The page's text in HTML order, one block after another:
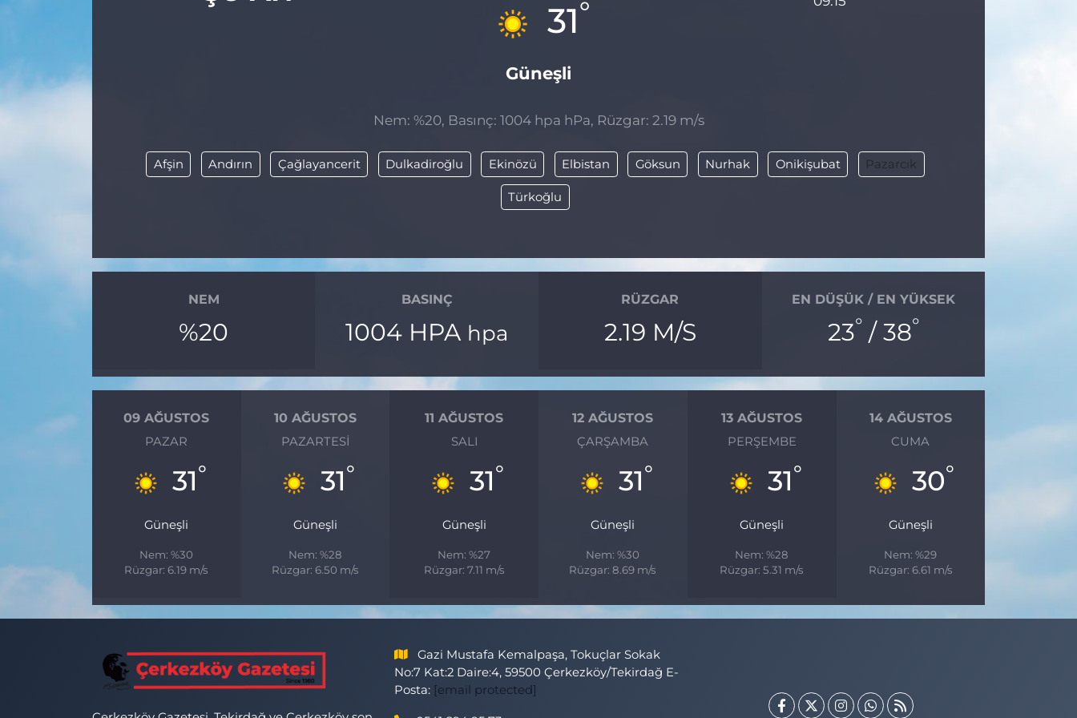
31°
Güneşli
Nem: %20, Basınç: 1004 hpa hPa, Rüzgar: 2.19 m/s
Afşin Andırın Çağlayancerit Dulkadiroğlu Ekinözü Elbistan Göksun Nurhak Onikişubat Pazarcık
Türkoğlu
NEM
%20
BASINÇ
1004 HPA hpa
RÜZGAR
2.19 M/S
EN DÜŞÜK / EN YÜKSEK
23°/ 38°
09 AĞUSTOS
PAZAR
31°
Güneşli
Nem: %30
Rüzgar: 6.19 m/s
10 AĞUSTOS
PAZARTESI
31°
Güneşli
Nem: %28
Rüzgar: 6.50 m/s
11 AĞUSTOS
SALI
31°
Güneşli
Nem: %27
Rüzgar: 7.11 m/s
12 AĞUSTOS
ÇARŞAMBA
31°
Güneşli
Nem: %30
Rüzgar: 8.69 m/s
13 AĞUSTOS
PERŞEMBE
31°
Güneşli
Nem: %28
Rüzgar: 5.31 m/s
14 AĞUSTOS
CUMA
30°
Güneşli
Nem: %29
Rüzgar: 6.61 m/s
Gazi Mustafa Kemalpaşa, Tokuçlar Sokak
No:7 Kat:2 Daire:4, 59500 Çerkezköy/Tekirdağ E-
Posta: [email protected]
Topluluk Kuralları